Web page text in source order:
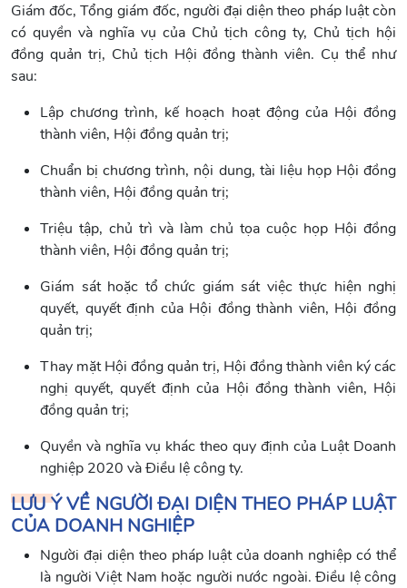
Giám đốc, Tổng giám đốc, người đại diện theo pháp luật còn
có quyền và nghĩa vụ của Chủ tịch công ty, Chủ tịch hội
đồng quản trị, Chủ tịch Hội đồng thành viên. Cụ thể như
sau:
Lập chương trình, kế hoạch hoạt động của Hội đồng
thành viên, Hội đồng quản trị;
Chuẩn bị chương trình, nội dung, tài liệu họp Hội đồng
thành viên, Hội đồng quản trị;
Triệu tập, chủ trì và làm chủ tọa cuộc họp Hội đồng
thành viên, Hội đồng quản trị;
Giám sát hoặc tổ chức giám sát việc thực hiện nghị
quyết, quyết định của Hội đồng thành viên, Hội đồng
quản trị;
Thay mặt Hội đồng quản trị, Hội đồng thành viên ký các
nghị quyết, quyết định của Hội đồng thành viên, Hội
đồng quản trị;
Quyền và nghĩa vụ khác theo quy định của Luật Doanh
nghiệp 2020 và Điều lệ công ty.
LƯU Ý VỀ NGƯỜI ĐẠI DIỆN THEO PHÁP LUẬT
CỦA DOANH NGHIỆP
Người đại diện theo pháp luật của doanh nghiệp có thể
là người Việt Nam hoặc người nước ngoài. Điều lệ công